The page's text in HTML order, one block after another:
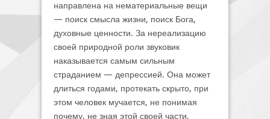
направлена на нематериальные вещи
— поиск смысла жизни, поиск Бога,
духовные ценности. За нереализацию
своей природной роли звуковик
наказывается самым сильным
страданием — депрессией. Она может
длиться годами, протекать скрыто, при
этом человек мучается, не понимая
почему, не зная этой своей части,